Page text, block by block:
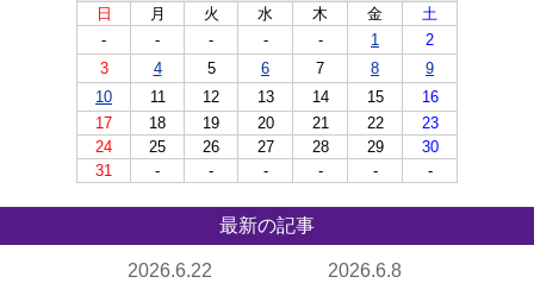
日
月 火 水 木 金
土
-
- - - - 1
2
3
4 5 6 7 8
9
10
11 12 13 14 15
16
17
18 19 20 21 22
23
24
25 26 27 28 29
30
31
- - - - - -
最新の記事
2026.6.22
2026.6.8